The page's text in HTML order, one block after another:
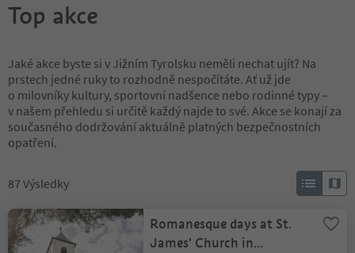
Top akce
Jaké akce byste si v Jižním Tyrolsku neměli nechat ujít? Na
prstech jedné ruky to rozhodně nespočítáte. Ať už jde
o milovníky kultury, sportovní nadšence nebo rodinné typy –
v našem přehledu si určitě každý najde to své. Akce se konají za
současného dodržování aktuálně platných bezpečnostních
opatření.
87 Výsledky
Romanesque days at St.
James' Church in